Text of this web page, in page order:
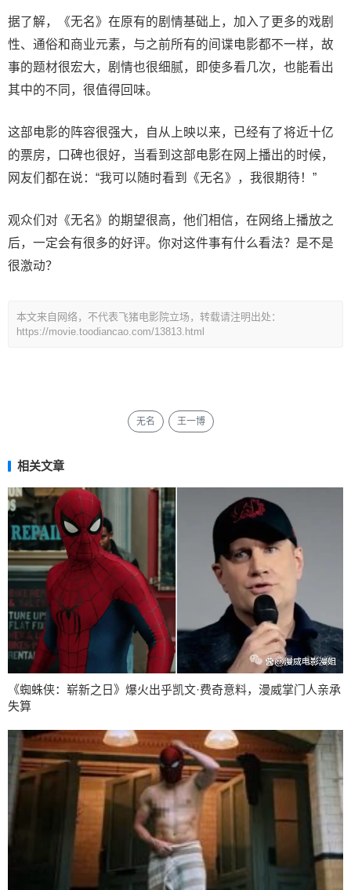
据了解，《无名》在原有的剧情基础上，加入了更多的戏剧
性、通俗和商业元素，与之前所有的间谍电影都不一样，故
事的题材很宏大，剧情也很细腻，即使多看几次，也能看出
其中的不同，很值得回味。
这部电影的阵容很强大，自从上映以来，已经有了将近十亿
的票房，口碑也很好，当看到这部电影在网上播出的时候，
网友们都在说：“我可以随时看到《无名》，我很期待！”
观众们对《无名》的期望很高，他们相信，在网络上播放之
后，一定会有很多的好评。你对这件事有什么看法？是不是
很激动？
本文来自网络，不代表飞猪电影院立场，转载请注明出处：
https://movie.toodiancao.com/13813.html
无名 王一博
相关文章
《蜘蛛侠：崭新之日》爆火出乎凯文·费奇意料，漫威掌门人亲承
失算